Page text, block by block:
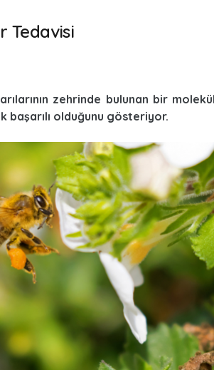
Tedavisi
zehrinde bulunan bir
başarılı olduğunu gösteriyor.